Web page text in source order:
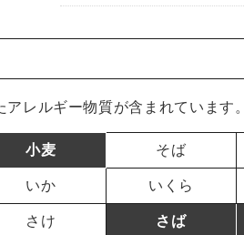
アレルギー物質が含まれています。
小麦 そば
いか いくら
さけ さば